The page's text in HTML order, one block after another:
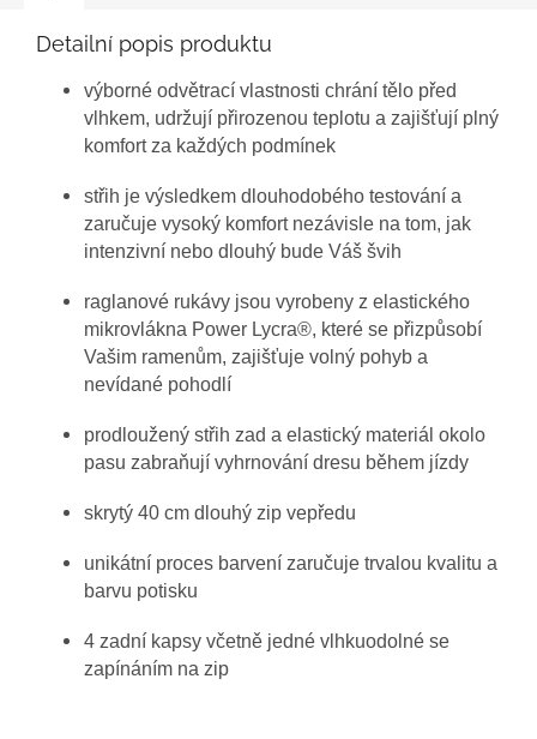
Detailní popis produktu
výborné odvětrací vlastnosti chrání tělo před
vlhkem, udržují přirozenou teplotu a zajišťují plný
komfort za každých podmínek
střih je výsledkem dlouhodobého testování a
zaručuje vysoký komfort nezávisle na tom, jak
intenzivní nebo dlouhý bude Váš švih
raglanové rukávy jsou vyrobeny z elastického
mikrovlákna Power Lycra®, které se přizpůsobí
Vašim ramenům, zajišťuje volný pohyb a
nevídané pohodlí
prodloužený střih zad a elastický materiál okolo
pasu zabraňují vyhrnování dresu během jízdy
skrytý 40 cm dlouhý zip vepředu
unikátní proces barvení zaručuje trvalou kvalitu a
barvu potisku
4 zadní kapsy včetně jedné vlhkuodolné se
zapínáním na zip